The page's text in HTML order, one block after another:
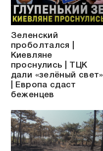
Зеленский
проболтался |
Киевляне
проснулись | ТЦК
дали «зелёный свет»
| Европа сдаст
беженцев